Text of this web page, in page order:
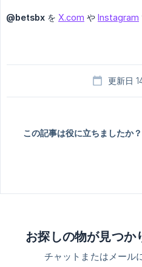
@betsbx を X.com や Instagram
更新日
この記事は役に立ちましたか？
お探しの物が見つか
チャットまたはメール